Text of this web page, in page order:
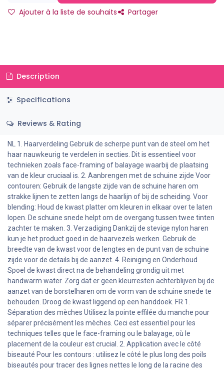
Ajouter à la liste de souhaits Partager
Description
Specifications
Reviews & Rating
NL 1. Haarverdeling Gebruik de scherpe punt van de steel om het
haar nauwkeurig te verdelen in secties. Dit is essentieel voor
technieken zoals face-framing of balayage waarbij de plaatsing
van de kleur cruciaal is. 2. Aanbrengen met de schuine zijde Voor
contouren: Gebruik de langste zijde van de schuine haren om
strakke lijnen te zetten langs de haarlijn of bij de scheiding. Voor
blending: Houd de kwast platter om kleuren in elkaar over te laten
lopen. De schuine snede helpt om de overgang tussen twee tinten
zachter te maken. 3. Verzadiging Dankzij de stevige nylon haren
kun je het product goed in de haarvezels werken. Gebruik de
breedte van de kwast voor de lengtes en de punt van de schuine
zijde voor de details bij de aanzet. 4. Reiniging en Onderhoud
Spoel de kwast direct na de behandeling grondig uit met
handwarm water. Zorg dat er geen kleurresten achterblijven bij de
aanzet van de borstelharen om de vorm van de schuine snede te
behouden. Droog de kwast liggend op een handdoek. FR 1.
Séparation des mèches Utilisez la pointe effilée du manche pour
séparer précisément les mèches. Ceci est essentiel pour les
techniques telles que le face-framing ou le balayage, où le
placement de la couleur est crucial. 2. Application avec le côté
biseauté Pour les contours : utilisez le côté le plus long des poils
biseautés pour tracer des lignes nettes le long de la racine des